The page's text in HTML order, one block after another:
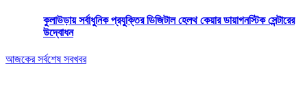
কুলাউড়ায় সর্বাধুনিক প্রযুক্তির ডিজিটাল হেলথ কেয়ার ডায়াগনস্টিক সেন্টারের
উদ্বোধন
আজকের সর্বশেষ সবখবর